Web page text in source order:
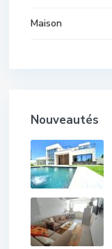
Maison
Nouveautés